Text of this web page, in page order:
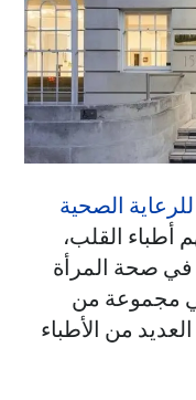
الصحية
أطباء القلب،
في صحة المرأة
مجموعة من
من الأطباء